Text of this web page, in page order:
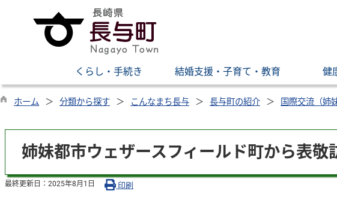
くらし・手続き 結婚支援・子育て・教育 健
ホーム 分類から探す こんなまち長与 長与町の紹介 国際交流（姉
姉妹都市ウェザースフィールド町から表敬
最終更新日： 2025年8月1日 印刷